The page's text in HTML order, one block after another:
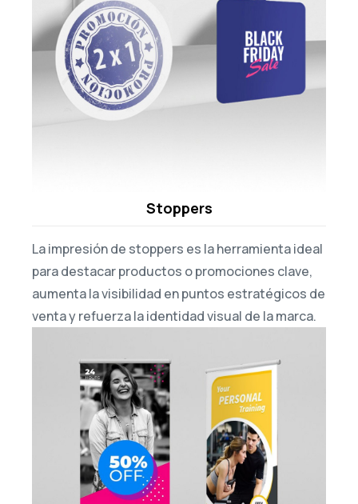
Stoppers
La impresión de stoppers es la herramienta ideal
paradestacarproductos o promociones clave,
aumenta la visibilidad en puntos estratégicos de
venta y refuerza la identidad visual de la marca.